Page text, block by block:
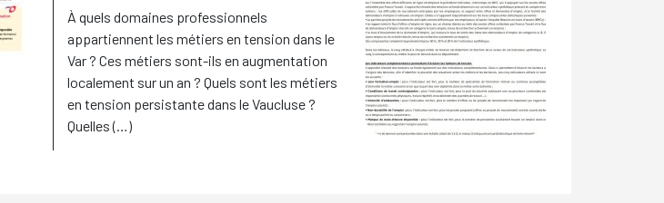
À quels domaines professionnels
appartiennent les métiers en tension dans le
Var ? Ces métiers sont-ils en augmentation
localement sur un an ? Quels sont les métiers
en tension persistante dans le Vaucluse ?
Quelles (…)